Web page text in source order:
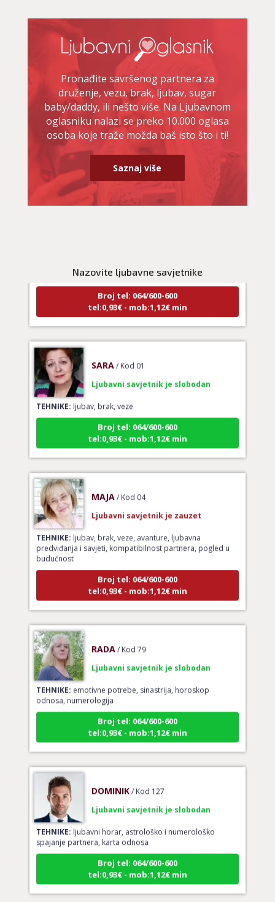
Pronađite savršenog partnera za
druženje, vezu, brak, ljubav, sugar
baby/daddy, ili nešto više. Na Ljubavnom
oglasniku nalazi se preko 10.000 oglasa
osoba koje traže možda baš isto što i ti!
Saznaj više
Nazovite ljubavne savjetnike
Broj tel: 064/600-600
tel:0,93€ - mob:1,12€ min
TEHNIKE:ljubav, brak, veze
Broj tel: 064/600-600
tel:0,93€ - mob:1,12€ min
Ljubavni savjetnik je zauzet
TEHNIKE:ljubav, brak, veze, avanture, ljubavna
predviđanja i savjeti, kompatibilnost partnera, pogled u
budućnost
Broj tel: 064/600-600
tel:0,93€ - mob:1,12€ min
TEHNIKE:emotivne potrebe, sinastrija, horoskop
odnosa, numerologija
Broj tel: 064/600-600
tel:0,93€ - mob:1,12€ min
TEHNIKE:ljubavni horar, astrološko i numerološko
spajanje partnera, karta odnosa
Broj tel: 064/600-600
tel:0,93€ - mob:1,12€ min